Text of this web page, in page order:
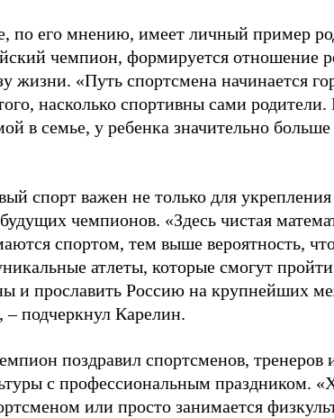
по его мнению, имеет личный пример
чемпион, формируется отношение
жизни. «Путь спортсмена начинается
насколько спортивны сами родители.
в семье, у ребенка значительно
спорт важен не только для
чемпионов. «Здесь чистая
спортом, тем выше вероятность,
атлеты, которые смогут
и прославить Россию на крупнейших
– подчеркнул Карелин.
поздравил спортсменов, тренеров
с профессиональным праздником.
или просто занимается